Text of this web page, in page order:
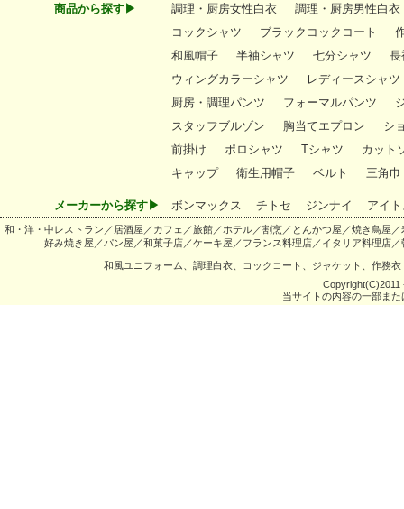
商品から探す▶ 調理・厨房女性白衣
調理・厨房男性白衣
コックシャツ
ブラックコックコート
和風帽子
半袖シャツ 七分シャツ
長
ウィングカラーシャツ
レディースシャツ
厨房・調理パンツ
フォーマルパンツ
スタッフブルゾン
胸当てエプロン
シ
前掛け
ポロシャツ Tシャツ
カット
キャップ
衛生用帽子 ベルト 三角巾
メーカーから探す▶ ボンマックス チトセ ジンナイ アイ
和・洋・中レストラン／居酒屋／カフェ／旅館／ホテル／割烹／とんかつ屋／焼き鳥屋
好み焼き屋／パン屋／和菓子店／ケーキ屋／フランス料理店／イタリア料理店
和風ユニフォーム、調理白衣、コックコート、ジャケット、作務
Copyright(C)2011
当サイトの内容の一部ま